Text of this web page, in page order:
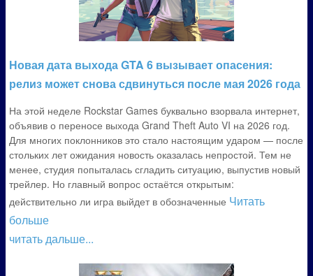
Новая дата выхода GTA 6 вызывает опасения:
релиз может снова сдвинуться после мая 2026 года
На этой неделе Rockstar Games буквально взорвала интернет,
объявив о переносе выхода Grand Theft Auto VI на 2026 год.
Для многих поклонников это стало настоящим ударом — после
стольких лет ожидания новость оказалась непростой. Тем не
менее, студия попыталась сгладить ситуацию, выпустив новый
трейлер. Но главный вопрос остаётся открытым:
действительно ли игра выйдет в обозначенные Читать
больше
читать дальше...